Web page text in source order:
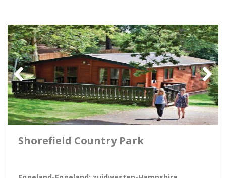
Shorefield Country Park